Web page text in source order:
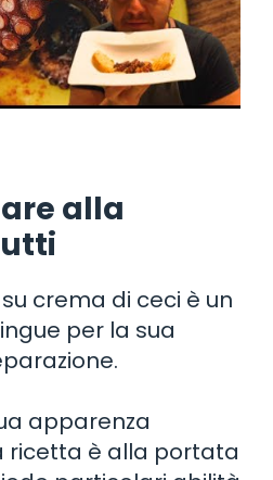
alla
crema di ceci è un
per la sua
apparenza
ricetta è alla portata